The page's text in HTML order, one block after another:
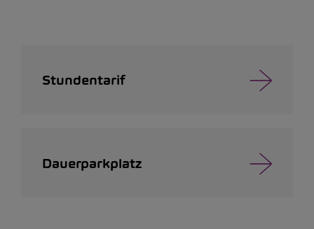
Stundentarif
Dauerparkplatz